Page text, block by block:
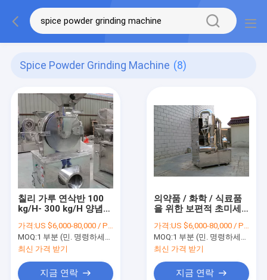
Spice Powder Grinding Machine (8)
칠리 가루 연삭반 100
kg/H- 300 kg/H 양념
가격:US $6,000-80,000 / Piece
MOQ:1 부분 (민. 명령하세요)
최신 가격 받기
지금 연락
의약품 / 화학 / 식료품
을 위한 보편적 초미세
가격:US $6,000-80,000 / Piece
MOQ:1 부분 (민. 명령하세요)
최신 가격 받기
지금 연락